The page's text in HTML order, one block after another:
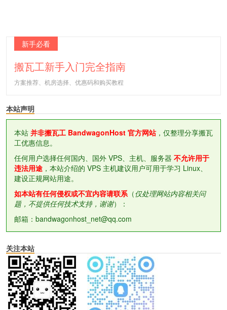
新手必看
搬瓦工新手入门完全指南
方案推荐、机房选择、优惠码和购买教程
本站声明
本站 并非搬瓦工 BandwagonHost 官方网站，仅整理分享搬瓦
工优惠信息。
任何用户选择任何国内、国外 VPS、主机、服务器 不允许用于
违法用途 ，本站介绍的 VPS 主机建议用户可用于学习 Linux、
建设正规网站用途。
如本站有任何侵权或不宜内容请联系（仅处理网站内容相关问
题，不提供任何技术支持，谢谢）：
邮箱：bandwagonhost_net@qq.com
关注本站